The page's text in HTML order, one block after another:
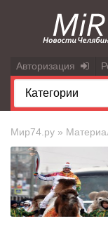
Авторизация
Мир74.ру »